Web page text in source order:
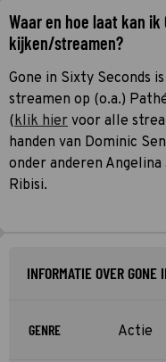
Waar en hoe laat kan ik
kijken/streamen?
Gone in Sixty Seconds
streamen op (o.a.)
(klik hier voor alle
handen van Dominic
onder anderen
Ribisi.
INFORMATIE OVER
GENRE Actie